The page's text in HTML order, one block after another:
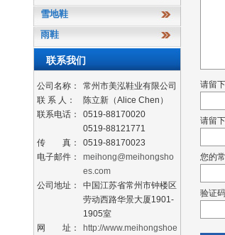
雪地鞋
雨鞋
联系我们
公司名称：
常州市美泓鞋业有限公司
联 系 人：
陈立新（Alice Chen）
联系电话：
0519-88170020
0519-88121771
传 真：
0519-88170023
电子邮件：
meihong@meihongsho
es.com
公司地址：
中国江苏省常州市钟楼区
劳动西路华景大厦1901-
1905室
网 址：
http://www.meihongshoe
请留
请留
您的
验证